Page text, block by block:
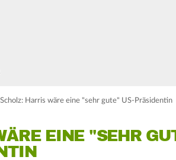
Scholz: Harris wäre eine "sehr gute" US-Präsidentin
EINE "SEHR